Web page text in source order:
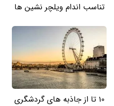
تناسب اندام ویلچر نشین ها
10 تا از جاذبه های گردشگری